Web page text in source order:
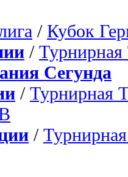
/ Кубок
/ Турнирная
Сегунда
/ Турнирная
/